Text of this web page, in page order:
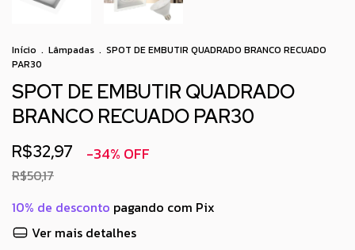
Início . Lâmpadas . SPOT DE EMBUTIR QUADRADO BRANCO RECUADO
PAR30
SPOT DE EMBUTIR QUADRADO
BRANCO RECUADO PAR30
R$32,97 -34% OFF
R$50,17
10% de desconto pagando com Pix
Ver mais detalhes